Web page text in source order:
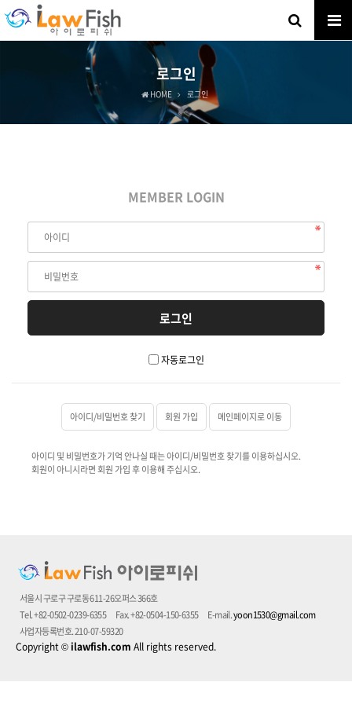
로그인
HOME 로그인
MEMBER LOGIN
자동로그인
아이디/비밀번호 찾기 회원 가입 메인페이지로 이동
아이디 및 비밀번호가 기억 안나실 때는 아이디/비밀번호 찾기를 이용하십시오.
회원이 아니시라면 회원 가입 후 이용해 주십시오.
서울시 구로구 구로동 611-26오퍼스 366호
Tel. +82-0502-0239-6355
Fax. +82-0504-150-6355 E-mail.yoon1530@gmail.com
사업자등록번호. 210-07-59320
Copyright©ilawfish.com All rights reserved.